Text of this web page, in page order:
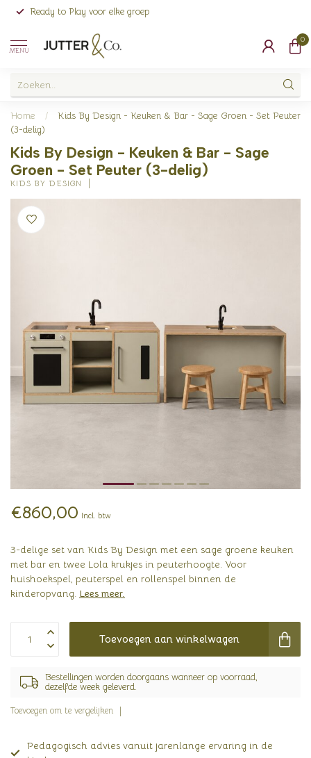
Ready to Play voor elke groep
MENU
0
Home /
Kids By Design - Keuken & Bar - Sage Groen - Set Peuter
(3-delig)
Kids By Design - Keuken & Bar - Sage
Groen - Set Peuter (3-delig)
KIDS BY DESIGN
€860,00 Incl. btw
3-delige set van Kids By Design met een sage groene keuken
met bar en twee Lola krukjes in peuterhoogte. Voor
huishoekspel, peuterspel en rollenspel binnen de
kinderopvang. Lees meer.
Toevoegen aan winkelwagen
Bestellingen worden doorgaans wanneer op voorraad,
dezelfde week geleverd.
Toevoegen om te vergelijken
Pedagogisch advies vanuit jarenlange ervaring in de